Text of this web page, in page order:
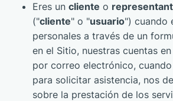
Eres un cliente o
("cliente" o "usuario") cuando
personales a través de un
en el Sitio, nuestras cuentas
por correo electrónico,
para solicitar asistencia, nos
sobre la prestación de los